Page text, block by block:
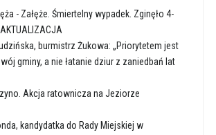
- Załęże. Śmiertelny wypadek. Zginęło 4-
burmistrz Żukowa: „Priorytetem jest
gminy, a nie łatanie dziur z zaniedbań lat
Akcja ratownicza na Jeziorze
kandydatka do Rady Miejskiej w